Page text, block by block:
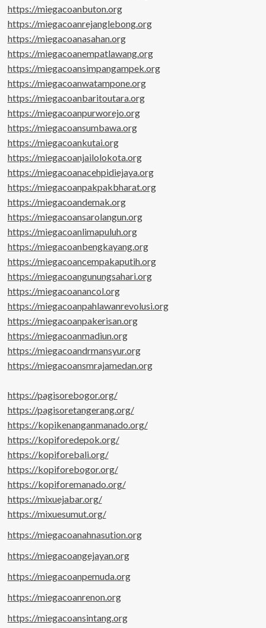
https://miegacoanbuton.org
https://miegacoanrejanglebong.org
https://miegacoanasahan.org
https://miegacoanempatlawang.org
https://miegacoansimpangampek.org
https://miegacoanwatampone.org
https://miegacoanbaritoutara.org
https://miegacoanpurworejo.org
https://miegacoansumbawa.org
https://miegacoankutai.org
https://miegacoanjailolokota.org
https://miegacoanacehpidiejaya.org
https://miegacoanpakpakbharat.org
https://miegacoandemak.org
https://miegacoansarolangun.org
https://miegacoanlimapuluh.org
https://miegacoanbengkayang.org
https://miegacoancempakaputih.org
https://miegacoangunungsahari.org
https://miegacoanancol.org
https://miegacoanpahlawanrevolusi.org
https://miegacoanpakerisan.org
https://miegacoanmadiun.org
https://miegacoandrmansyur.org
https://miegacoansmrajamedan.org
https://pagisorebogor.org/
https://pagisoretangerang.org/
https://kopikenanganmanado.org/
https://kopiforedepok.org/
https://kopiforebali.org/
https://kopiforebogor.org/
https://kopiforemanado.org/
https://mixuejabar.org/
https://mixuesumut.org/
https://miegacoanahnasution.org
https://miegacoangejayan.org
https://miegacoanpemuda.org
https://miegacoanrenon.org
https://miegacoansintang.org